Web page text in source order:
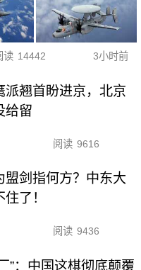
读 14442 3小时前
派翘首盼进京，北京
给留
阅读 9616
盟剑指何方？中东大
了！
阅读 9436
”：中国这棋彻底颠覆